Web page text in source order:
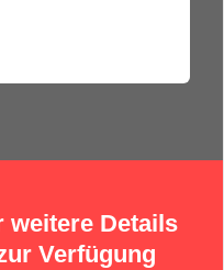
weitere Details
Verfügung